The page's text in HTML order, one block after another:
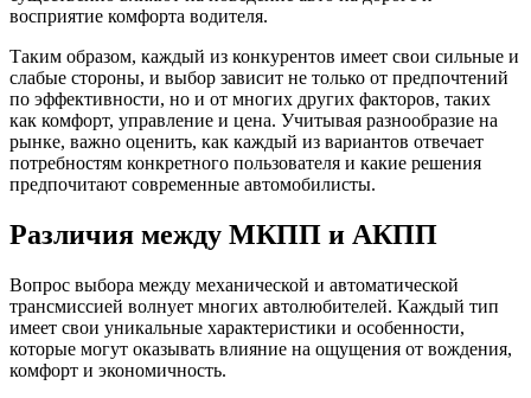
восприятие комфорта водителя.
Таким образом, каждый из конкурентов имеет свои сильные и
слабые стороны, и выбор зависит не только от предпочтений
по эффективности, но и от многих других факторов, таких
как комфорт, управление и цена. Учитывая разнообразие на
рынке, важно оценить, как каждый из вариантов отвечает
потребностям конкретного пользователя и какие решения
предпочитают современные автомобилисты.
Различия между МКПП и АКПП
Вопрос выбора между механической и автоматической
трансмиссией волнует многих автолюбителей. Каждый тип
имеет свои уникальные характеристики и особенности,
которые могут оказывать влияние на ощущения от вождения,
комфорт и экономичность.